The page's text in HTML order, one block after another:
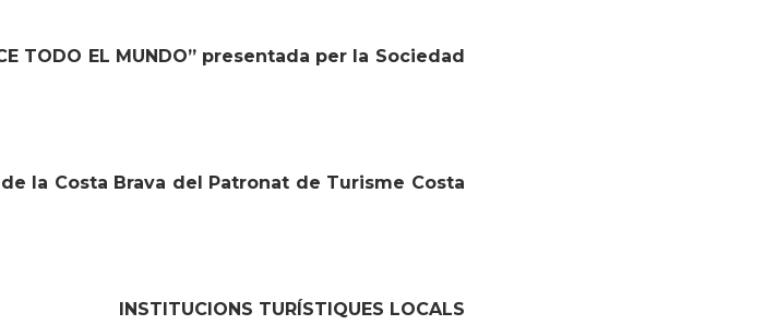
TODO EL MUNDO” presentada per la Sociedad
de la Costa Brava del Patronat de Turisme Costa
INSTITUCIONS TURÍSTIQUES LOCALS